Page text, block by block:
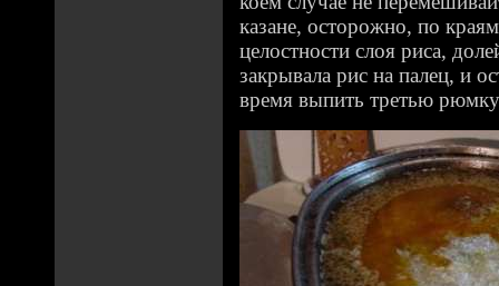
казане, осторожно, по
целостности слоя риса,
закрывала рис на палец, и
время выпить третью